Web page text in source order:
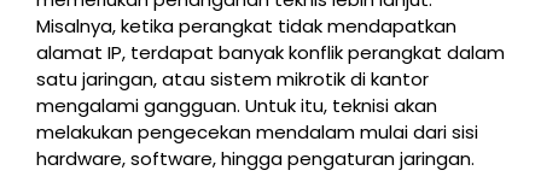
Misalnya, ketika perangkat tidak mendapatkan
alamat IP, terdapat banyak konflik perangkat dalam
satu jaringan, atau sistem mikrotik di kantor
mengalami gangguan. Untuk itu, teknisi akan
melakukan pengecekan mendalam mulai dari sisi
hardware, software, hingga pengaturan jaringan.